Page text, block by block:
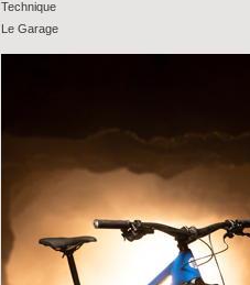
Technique
Le Garage